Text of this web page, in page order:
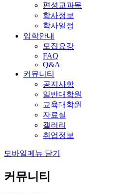
편성교과목
학사정보
학사일정
입학안내
모집요강
FAQ
Q&A
커뮤니티
공지사항
일반대학원
교육대학원
자료실
갤러리
취업정보
모바일메뉴 닫기
커뮤니티